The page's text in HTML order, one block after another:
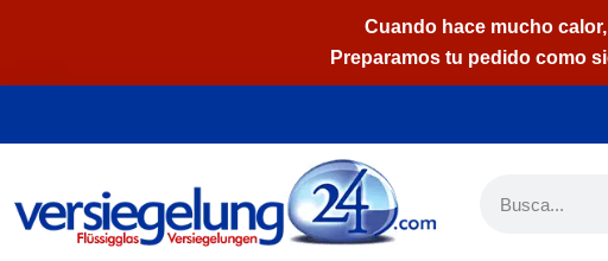
Cuando hace mucho
Preparamos tu pedido como